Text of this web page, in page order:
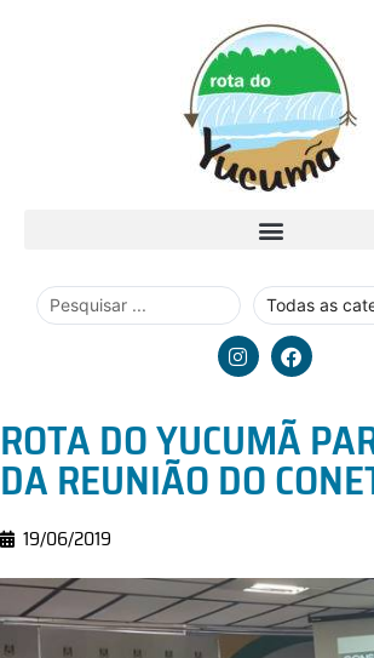
ROTA DO YUCUMÃ
DA REUNIÃO DO
19/06/2019